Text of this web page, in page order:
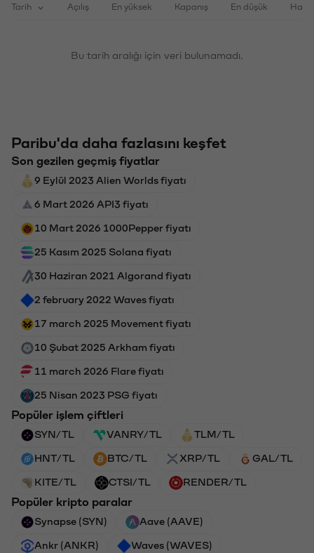
Tarih Açılış En yüksek Kapanış En düşük
Bu tarih aralığı için veri bulunamadı.
Paribu'da daha fazlasını keşfet
Son gezilen geçmiş fiyatlar
9 Eylül 2023 Alien Worlds fiyatı
6 Mart 2026 API3 fiyatı
10 Mart 2026 1000Pepper fiyatı
25 Kasım 2025 Solana fiyatı
30 Haziran 2021 Algorand fiyatı
2 february 2022 Waves fiyatı
17 march 2025 Movement fiyatı
10 Şubat 2025 Arkham fiyatı
11 march 2026 Flare fiyatı
25 Nisan 2023 PSG fiyatı
Popüler işlem çiftleri
SYN/TL VANRY/TL TLM/TL
HNT/TL BTC/TL XRP/TL GAL/TL
KITE/TL CTSI/TL RENDER/TL
Popüler kripto paralar
Synapse (SYN) Aave (AAVE)
Ankr (ANKR) Waves (WAVES)